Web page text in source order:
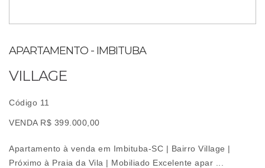
APARTAMENTO - IMBITUBA
VILLAGE
Código 11
VENDA R$ 399.000,00
Apartamento à venda em Imbituba-SC | Bairro Village |
Próximo à Praia da Vila | Mobiliado Excelente apar ...